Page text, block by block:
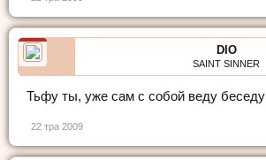
DIO
SAINT SINNER
Тьфу ты, уже сам с собой веду беседу
22 тра 2009